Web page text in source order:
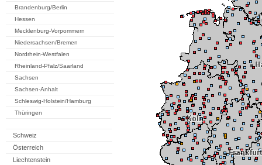
Brandenburg/Berlin
Hessen
Mecklenburg-Vorpommern
Niedersachsen/Bremen
Nordrhein-Westfalen
Rheinland-Pfalz/Saarland
Sachsen
Sachsen-Anhalt
Schleswig-Holstein/Hamburg
Thüringen
Schweiz
Österreich
Liechtenstein